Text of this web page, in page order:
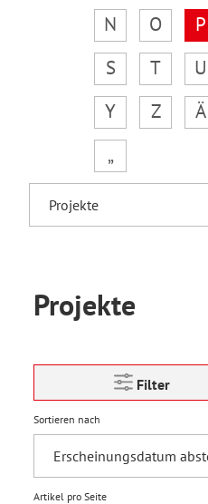
N
O P
S
T U
Y
Z Ä
„
Projekte
Filter
Sortieren nach
Artikel pro Seite